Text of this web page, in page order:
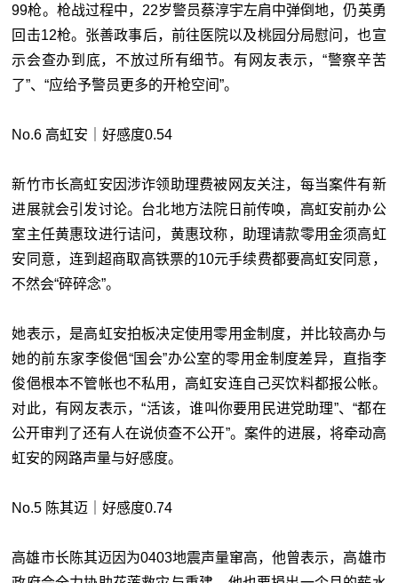
99枪。枪战过程中，22岁警员蔡淳宇左肩中弹倒地，仍英勇
回击12枪。张善政事后，前往医院以及桃园分局慰问，也宣
示会查办到底，不放过所有细节。有网友表示，“警察辛苦
了”、“应给予警员更多的开枪空间”。
No.6 高虹安｜好感度0.54
新竹市长高虹安因涉诈领助理费被网友关注，每当案件有新
进展就会引发讨论。台北地方法院日前传唤，高虹安前办公
室主任黄惠玟进行诘问，黄惠玟称，助理请款零用金须高虹
安同意，连到超商取高铁票的10元手续费都要高虹安同意，
不然会“碎碎念”。
她表示，是高虹安拍板决定使用零用金制度，并比较高办与
她的前东家李俊俋“国会”办公室的零用金制度差异，直指李
俊俋根本不管帐也不私用，高虹安连自己买饮料都报公帐。
对此，有网友表示，“活该，谁叫你要用民进党助理”、“都在
公开审判了还有人在说侦查不公开”。案件的进展，将牵动高
虹安的网路声量与好感度。
No.5 陈其迈｜好感度0.74
高雄市长陈其迈因为0403地震声量窜高，他曾表示，高雄市